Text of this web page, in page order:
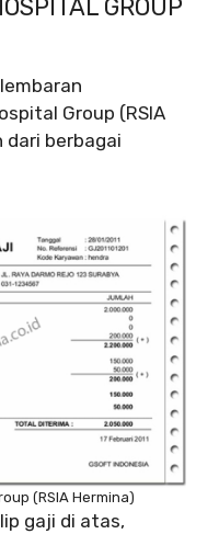
GROUP
Group (RSIA
dari berbagai
(RSIA Hermina)
gaji di atas,